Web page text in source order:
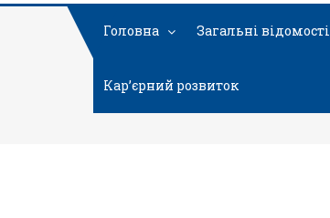
Головна Загальні відомості
Кар’єрний розвиток